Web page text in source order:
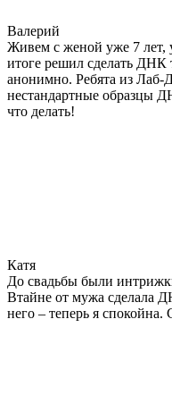
Валерий
Живем с женой уже 7
итоге решил сделать ДНК
анонимно. Ребята из Лаб-
нестандартные образцы
что делать!
Катя
До свадьбы были
Втайне от мужа сделала
него – теперь я спокойна.